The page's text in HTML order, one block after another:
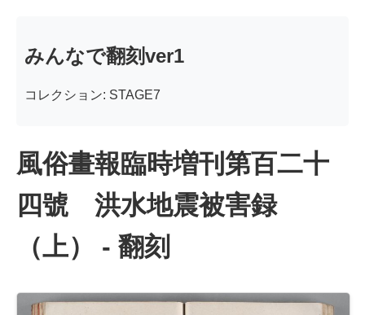
みんなで翻刻ver1
コレクション: STAGE7
風俗畫報臨時増刊第百二十
四號 洪水地震被害録
（上） - 翻刻